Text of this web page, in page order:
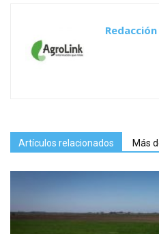
Artículos relacionados Más